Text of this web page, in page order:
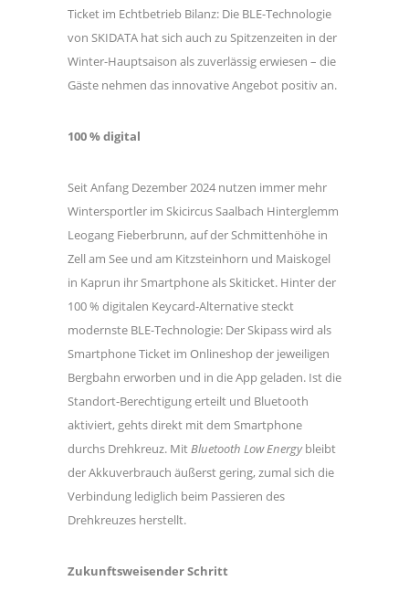
Ticket im Echtbetrieb Bilanz: Die BLE-Technologie
von SKIDATA hat sich auch zu Spitzenzeiten in der
Winter-Hauptsaison als zuverlässig erwiesen – die
Gäste nehmen das innovative Angebot positiv an.
100 % digital
Seit Anfang Dezember 2024 nutzen immer mehr
Wintersportler im Skicircus Saalbach Hinterglemm
Leogang Fieberbrunn, auf der Schmittenhöhe in
Zell am See und am Kitzsteinhorn und Maiskogel
in Kaprun ihr Smartphone als Skiticket. Hinter der
100 % digitalen Keycard-Alternative steckt
modernste BLE-Technologie: Der Skipass wird als
Smartphone Ticket im Onlineshop der jeweiligen
Bergbahn erworben und in die App geladen. Ist die
Standort-Berechtigung erteilt und Bluetooth
aktiviert, gehts direkt mit dem Smartphone
durchs Drehkreuz. MitBluetooth Low Energybleibt
der Akkuverbrauch äußerst gering, zumal sich die
Verbindung lediglich beim Passieren des
Drehkreuzes herstellt.
Zukunftsweisender Schritt